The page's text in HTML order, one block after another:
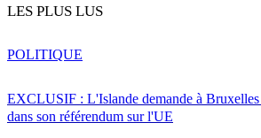
LES PLUS LUS
EXCLUSIF : L'Islande demande à Bruxelles
dans son référendum sur l'UE
POLITIQUE